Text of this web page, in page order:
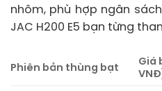
nhôm, phù hợp ngân
JAC H200 E5 bạn từng
Phiên bản thùng bạt
Giá